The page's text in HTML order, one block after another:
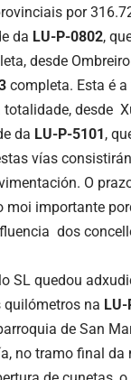
por
da LU-P-0802,
desde
completa. Esta é
totalidade, desde
da LU-P-5101,
vías
O
moi importante
dos
SL quedou
quilómetros na
de San
no tramo final